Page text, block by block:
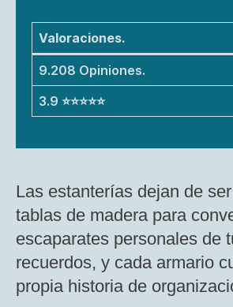
Valoraciones.
9.208 Opiniones.
3.9 ⭐⭐⭐⭐⭐
Las estanterías dejan de
tablas de madera para
escaparates personales de
recuerdos, y cada armario
propia historia de